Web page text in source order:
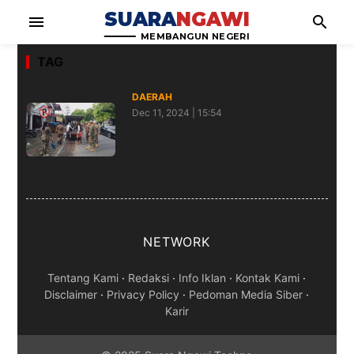
menu SUARANGAWI
MEMBANGUN NEGERI
search
TAG
DAERAH
Dec 11, 2024 | 15:54
NETWORK
Tentang Kami · Redaksi · Info Iklan · Kontak Kami ·
Disclaimer · Privacy Policy · Pedoman Media Siber ·
Karir